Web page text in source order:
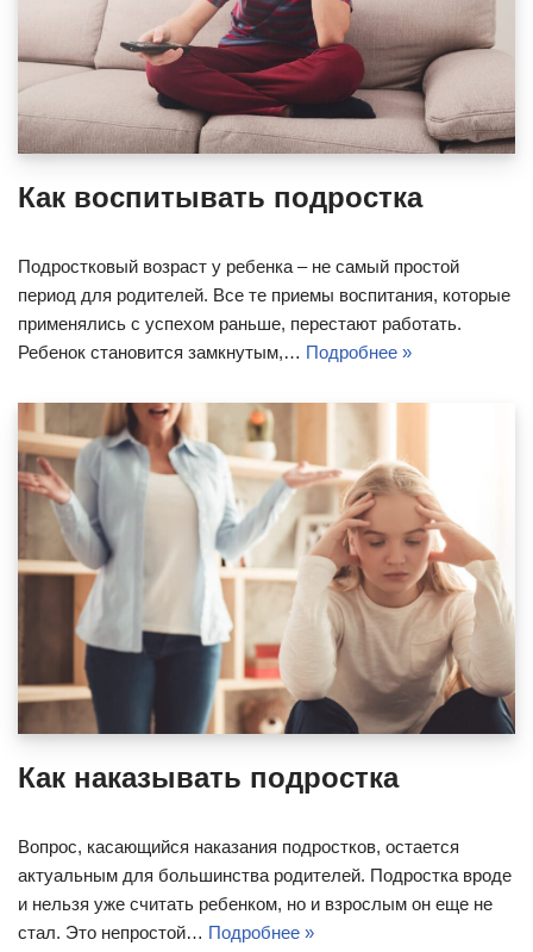
Как воспитывать подростка
Подростковый возраст у ребенка – не самый простой
период для родителей. Все те приемы воспитания, которые
применялись с успехом раньше, перестают работать.
Ребенок становится замкнутым,… Подробнее »
Как наказывать подростка
Вопрос, касающийся наказания подростков, остается
актуальным для большинства родителей. Подростка вроде
и нельзя уже считать ребенком, но и взрослым он еще не
стал. Это непростой… Подробнее »